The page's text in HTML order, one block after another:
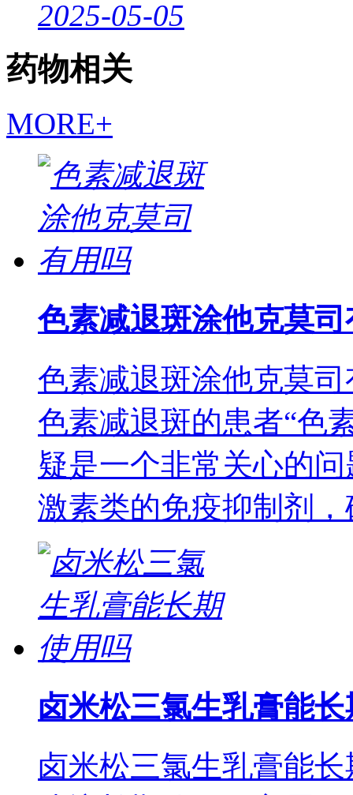
2025-05-05
药物相关
MORE+
色素减退斑涂他克莫
色素减退斑涂他克莫
色素减退斑的患者“色
疑是一个非常关心的
激素类的免疫抑制剂
卤米松三氯生乳膏能
卤米松三氯生乳膏能